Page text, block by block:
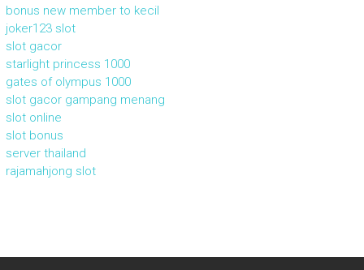
bonus new member to kecil
joker123 slot
slot gacor
starlight princess 1000
gates of olympus 1000
slot gacor gampang menang
slot online
slot bonus
server thailand
rajamahjong slot